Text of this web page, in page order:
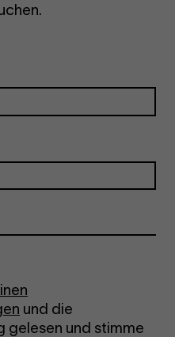
und die
gelesen und stimme